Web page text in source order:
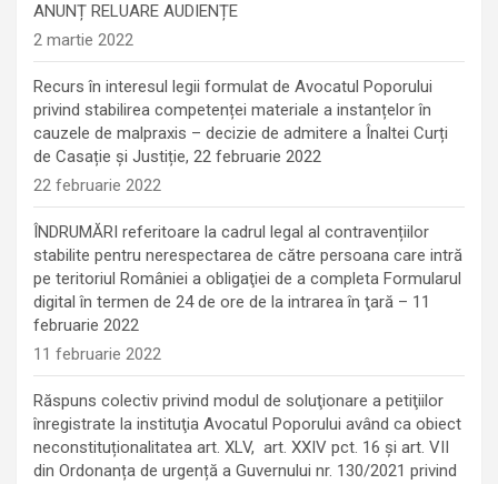
ANUNȚ RELUARE AUDIENȚE
2 martie 2022
Recurs în interesul legii formulat de Avocatul Poporului
privind stabilirea competenței materiale a instanțelor în
cauzele de malpraxis – decizie de admitere a Înaltei Curți
de Casație și Justiție, 22 februarie 2022
22 februarie 2022
ÎNDRUMĂRI referitoare la cadrul legal al contravențiilor
stabilite pentru nerespectarea de către persoana care intră
pe teritoriul României a obligaţiei de a completa Formularul
digital în termen de 24 de ore de la intrarea în ţară – 11
februarie 2022
11 februarie 2022
Răspuns colectiv privind modul de soluţionare a petiţiilor
înregistrate la instituţia Avocatul Poporului având ca obiect
neconstituționalitatea art. XLV, art. XXIV pct. 16 și art. VII
din Ordonanța de urgență a Guvernului nr. 130/2021 privind